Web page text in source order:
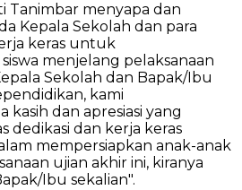
Tanimbar menyapa dan
Kepala Sekolah dan para
keras untuk
menjelang pelaksanaan
Sekolah dan Bapak/Ibu
kami
kasih dan apresiasi yang
dedikasi dan kerja keras
mempersiapkan anak-anak
ujian akhir ini, kiranya
Ibu sekalian".